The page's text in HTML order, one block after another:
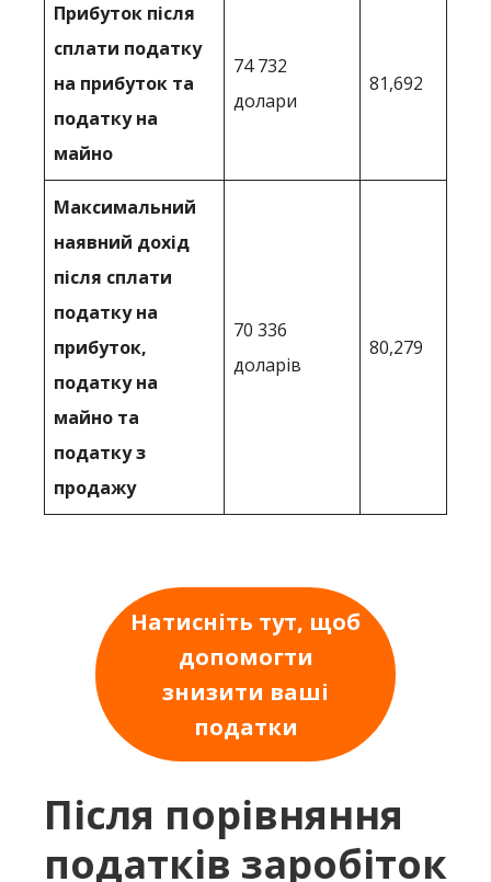
Прибуток після
сплати податку
на прибуток та
податку на
майно
74 732
долари
81,692
Максимальний
наявний дохід
після сплати
податку на
прибуток,
податку на
майно та
податку з
продажу
70 336
доларів
80,279
Натисніть тут, щоб
допомогти
знизити ваші
податки
Після порівняння
податків заробіток